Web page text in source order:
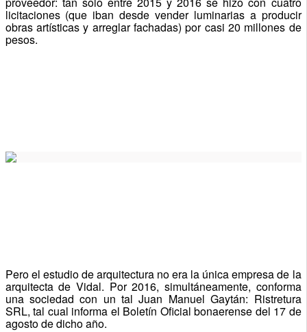
licitaciones (que iban desde vender luminarias a producir
obras artísticas y arreglar fachadas) por casi 20 millones de
pesos.
Pero el estudio de arquitectura no era la única empresa de la
arquitecta de Vidal. Por 2016, simultáneamente, conforma
una sociedad con un tal Juan Manuel Gaytán: Ristretura
SRL, tal cual informa el Boletín Oficial bonaerense del 17 de
agosto de dicho año.